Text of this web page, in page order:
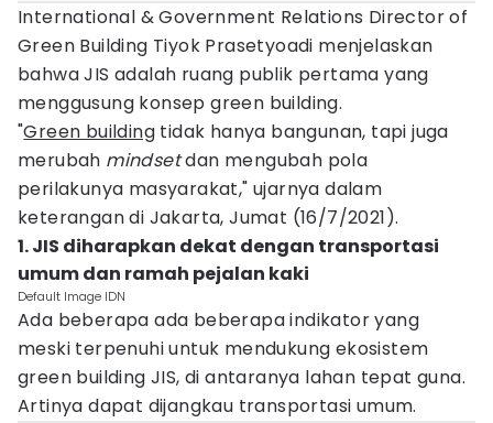
International & Government Relations Director of
Green Building Tiyok Prasetyoadi menjelaskan
bahwa JIS adalah ruang publik pertama yang
menggusung konsep green building.
"Green building tidak hanya bangunan, tapi juga
merubah mindsetdan mengubah pola
perilakunya masyarakat," ujarnya dalam
keterangan di Jakarta, Jumat (16/7/2021).
1. JIS diharapkan dekat dengan transportasi
umum dan ramah pejalan kaki
Default Image IDN
Ada beberapa ada beberapa indikator yang
meski terpenuhi untuk mendukung ekosistem
green building JIS, di antaranya lahan tepat guna.
Artinya dapat dijangkau transportasi umum.